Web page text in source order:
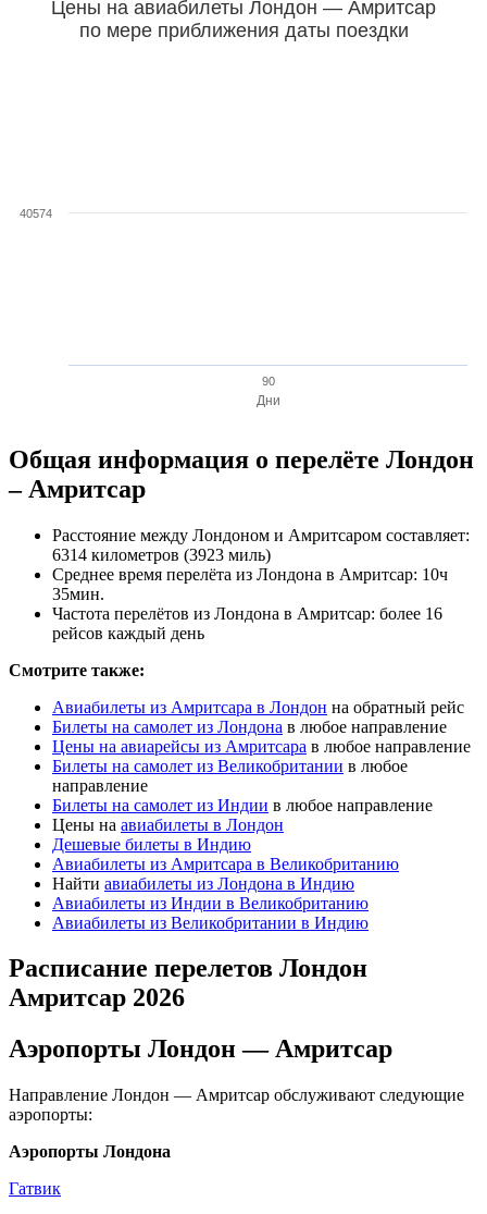
Дни
Цены на авиабилеты Лондон — Амритсар
по мере приближения даты поездки
90
40574
Общая информация о перелёте Лондон
– Амритсар
Расстояние между Лондоном и Амритсаром составляет:
6314 километров (3923 миль)
Среднее время перелёта из Лондона в Амритсар: 10ч
35мин.
Частота перелётов из Лондона в Амритсар: более 16
рейсов каждый день
Смотрите также:
Авиабилеты из Амритсара в Лондон на обратный рейс
Билеты на самолет из Лондона в любое направление
Цены на авиарейсы из Амритсара в любое направление
Билеты на самолет из Великобритании в любое
направление
Билеты на самолет из Индии в любое направление
Цены на авиабилеты в Лондон
Дешевые билеты в Индию
Авиабилеты из Амритсара в Великобританию
Найти авиабилеты из Лондона в Индию
Авиабилеты из Индии в Великобританию
Авиабилеты из Великобритании в Индию
Расписание перелетов Лондон
Амритсар 2026
Аэропорты Лондон — Амритсар
Направление Лондон — Амритсар обслуживают следующие
аэропорты:
Аэропорты Лондона
Гатвик